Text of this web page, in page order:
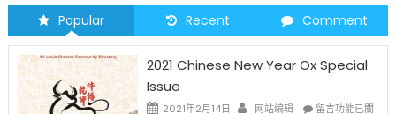
Popular Recent Comment
2021 Chinese New Year Ox Special
Issue
2021年2月14日 网站编辑
在
留言功能已關